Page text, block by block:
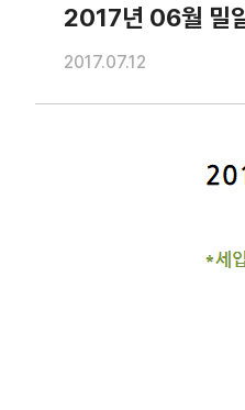
2017년 06월 밀
2017.07.12